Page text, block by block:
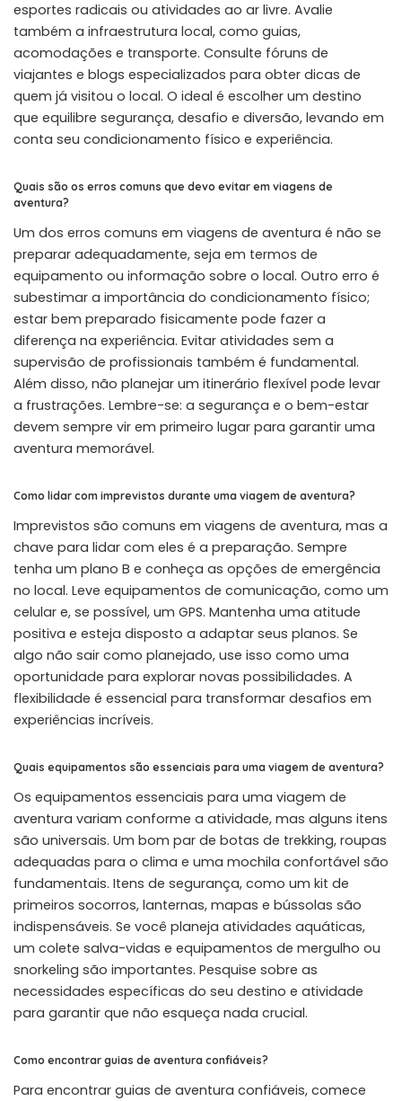
esportes radicais ou atividades ao ar livre. Avalie
também a infraestrutura local, como guias,
acomodações e transporte. Consulte fóruns de
viajantes e blogs especializados para obter dicas de
quem já visitou o local. O ideal é escolher um destino
que equilibre segurança, desafio e diversão, levando em
conta seu condicionamento físico e experiência.
Quais são os erros comuns que devo evitar em viagens de
aventura?
Um dos erros comuns em viagens de aventura é não se
preparar adequadamente, seja em termos de
equipamento ou informação sobre o local. Outro erro é
subestimar a importância do condicionamento físico;
estar bem preparado fisicamente pode fazer a
diferença na experiência. Evitar atividades sem a
supervisão de profissionais também é fundamental.
Além disso, não planejar um itinerário flexível pode levar
a frustrações. Lembre-se: a segurança e o bem-estar
devem sempre vir em primeiro lugar para garantir uma
aventura memorável.
Como lidar com imprevistos durante uma viagem de aventura?
Imprevistos são comuns em viagens de aventura, mas a
chave para lidar com eles é a preparação. Sempre
tenha um plano B e conheça as opções de emergência
no local. Leve equipamentos de comunicação, como um
celular e, se possível, um GPS. Mantenha uma atitude
positiva e esteja disposto a adaptar seus planos. Se
algo não sair como planejado, use isso como uma
oportunidade para explorar novas possibilidades. A
flexibilidade é essencial para transformar desafios em
experiências incríveis.
Quais equipamentos são essenciais para uma viagem de aventura?
Os equipamentos essenciais para uma viagem de
aventura variam conforme a atividade, mas alguns itens
são universais. Um bom par de botas de trekking, roupas
adequadas para o clima e uma mochila confortável são
fundamentais. Itens de segurança, como um kit de
primeiros socorros, lanternas, mapas e bússolas são
indispensáveis. Se você planeja atividades aquáticas,
um colete salva-vidas e equipamentos de mergulho ou
snorkeling são importantes. Pesquise sobre as
necessidades específicas do seu destino e atividade
para garantir que não esqueça nada crucial.
Como encontrar guias de aventura confiáveis?
Para encontrar guias de aventura confiáveis, comece